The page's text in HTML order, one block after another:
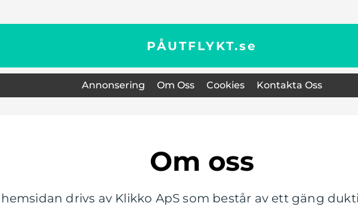
PÅUTFLYKT.se
Annonsering Om Oss Cookies Kontakta Oss
Om oss
drivs av Klikko ApS som består av ett gäng